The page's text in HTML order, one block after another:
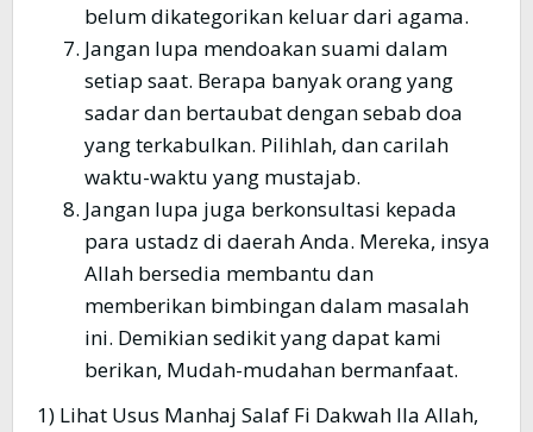
belum dikategorikan keluar dari agama.
Jangan lupa mendoakan suami dalam
setiap saat. Berapa banyak orang yang
sadar dan bertaubat dengan sebab doa
yang terkabulkan. Pilihlah, dan carilah
waktu-waktu yang mustajab.
Jangan lupa juga berkonsultasi kepada
para ustadz di daerah Anda. Mereka, insya
Allah bersedia membantu dan
memberikan bimbingan dalam masalah
ini. Demikian sedikit yang dapat kami
berikan, Mudah-mudahan bermanfaat.
1) Lihat Usus Manhaj Salaf Fi Dakwah Ila Allah,